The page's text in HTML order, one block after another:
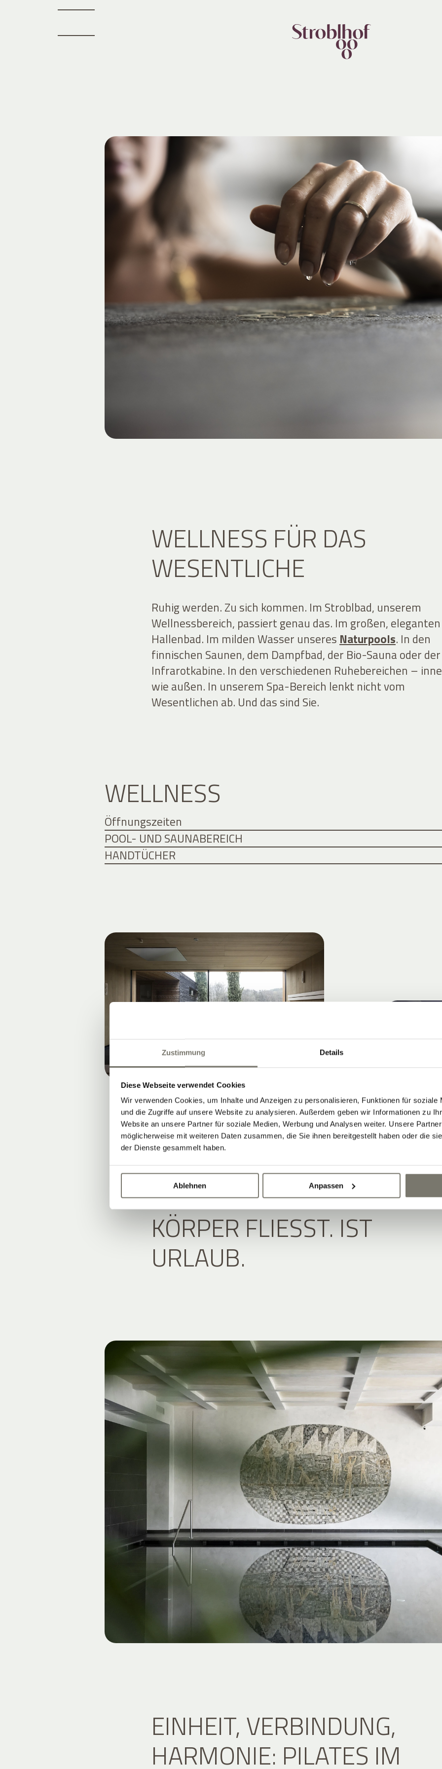
Zustimmung Details
Diese Webseite verwendet Cookies
Wir verwenden Cookies, um Inhalte und Anzeigen zu personalisieren, Funktionen für soziale
und die Zugriffe auf unsere Website zu analysieren. Außerdem geben wir Informationen zu
Website an unsere Partner für soziale Medien, Werbung und Analysen weiter. Unsere
möglicherweise mit weiteren Daten zusammen, die Sie ihnen bereitgestellt haben oder die
der Dienste gesammelt haben.
Ablehnen Anpassen
WELLNESS FÜR DAS
WESENTLICHE
Ruhig werden. Zu sich kommen. Im Stroblbad, unserem
Wellnessbereich, passiert genau das. Im großen, eleganten
Hallenbad. Im milden Wasser unseres Naturpools. In den
finnischen Saunen, dem Dampfbad, der Bio-Sauna oder der
Infrarotkabine. In den verschiedenen Ruhebereichen –
wie außen. In unserem Spa-Bereich lenkt nicht vom
Wesentlichen ab. Und das sind Sie.
WELLNESS
Öffnungszeiten
POOL- UND SAUNABEREICH
HANDTÜCHER
WENN RUHE DURCH DEN
KÖRPER FLIESST. IST U
RLAUB.
EINHEIT, VERBINDUNG,
HARMONIE: PILATES IM